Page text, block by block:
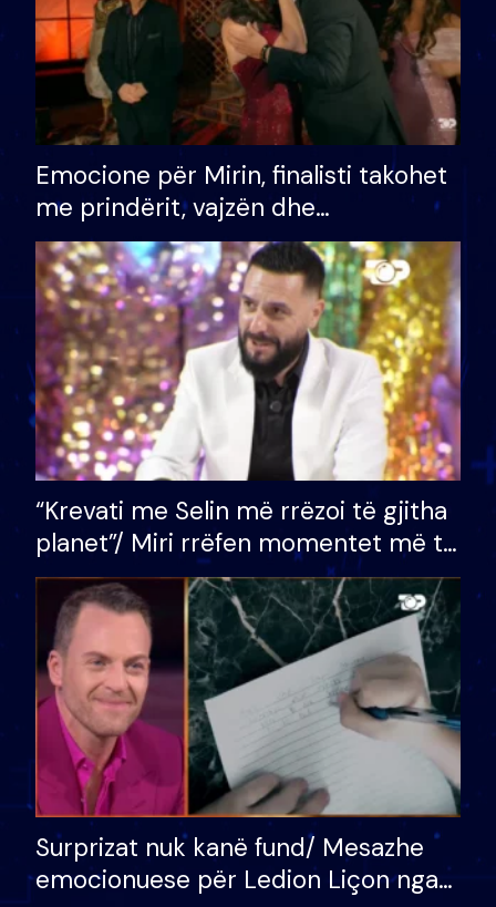
Emocione për Mirin, finalisti takohet
me prindërit, vajzën dhe
bashkëshorten: S’kemi ndonjë letër
divorci apo jo?
“Krevati me Selin më rrëzoi të gjitha
planet”/ Miri rrëfen momentet më të
bukura në shtëpinë e BB VIP: Do më
mungojë zilja e mëngjesit kur…
Surprizat nuk kanë fund/ Mesazhe
emocionuese për Ledion Liçon nga